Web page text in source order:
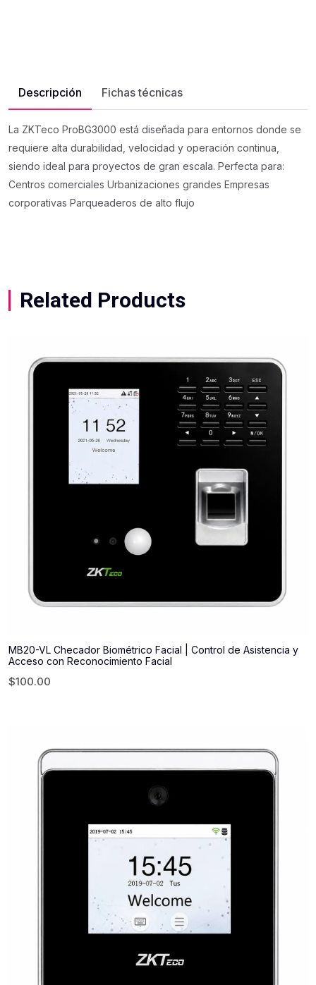
Descripción Fichas técnicas
La ZKTeco ProBG3000 está diseñada para entornos donde se
requiere alta durabilidad, velocidad y operación continua,
siendo ideal para proyectos de gran escala. Perfecta para:
Centros comerciales Urbanizaciones grandes Empresas
corporativas Parqueaderos de alto flujo
Related Products
MB20-VL Checador Biométrico Facial | Control de Asistencia y
Acceso con Reconocimiento Facial
$100.00